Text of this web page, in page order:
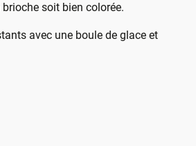
soit bien colorée.
avec une boule de glace et